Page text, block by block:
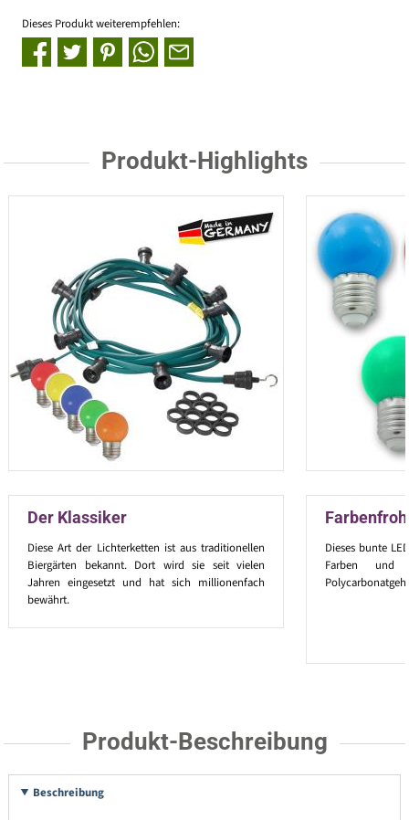
Dieses Produkt weiterempfehlen:
Produkt-Highlights
Der Klassiker
Diese Art der Lichterketten ist aus traditionellen
Biergärten bekannt. Dort wird sie seit vielen
Jahren eingesetzt und hat sich millionenfach
bewährt.
Dieses bunte
Farben und
Produkt-Beschreibung
Beschreibung